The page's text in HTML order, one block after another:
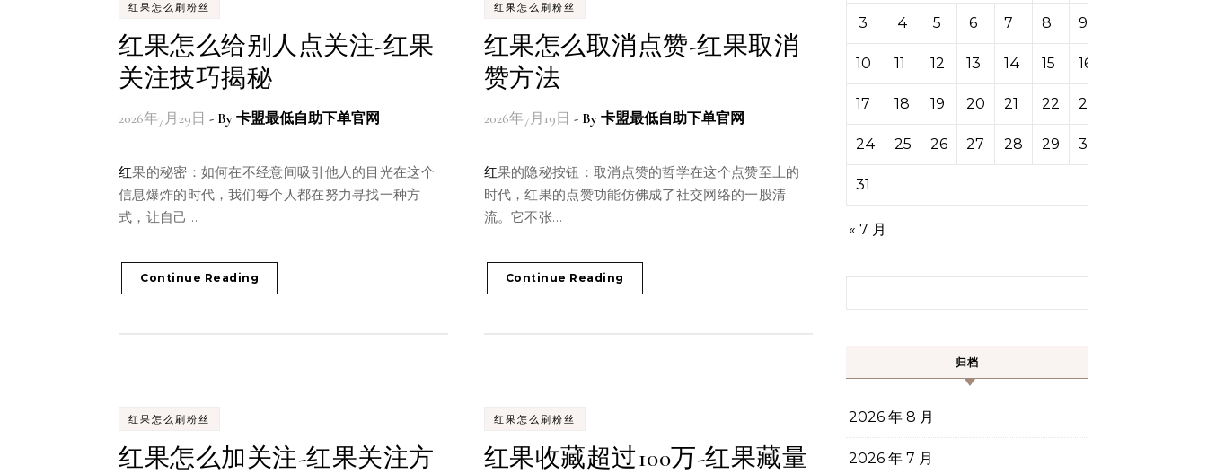
红果怎么刷粉丝
红果怎么给别人点关注-红果
关注技巧揭秘
2026年7月29日 - By 卡盟最低自助下单官网
红果的秘密：如何在不经意间吸引他人的目光在这个
信息爆炸的时代，我们每个人都在努力寻找一种方
式，让自己…
Continue Reading
红果怎么刷粉丝
红果怎么取消点赞-红果取消
赞方法
2026年7月19日 - By 卡盟最低自助下单官网
红果的隐秘按钮：取消点赞的哲学在这个点赞至上的
时代，红果的点赞功能仿佛成了社交网络的一股清
流。它不张…
Continue Reading
红果怎么刷粉丝
红果怎么加关注-红果关注方
红果怎么刷粉丝
红果收藏超过100万-红果藏量
3 4 5 6 7 8 9
10 11 12 13 14 15 16
17 18 19 20 21 22 23
24 25 26 27 28 29 30
31
« 7 月
归档
2026 年 8 月
2026 年 7 月